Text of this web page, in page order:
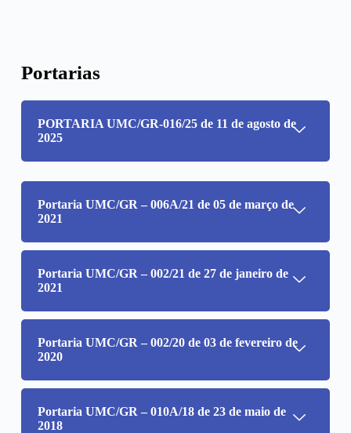
Portarias
PORTARIA UMC/GR-016/25 de 11 de agosto de
2025
Portaria UMC/GR – 006A/21 de 05 de março de
2021
Portaria UMC/GR – 002/21 de 27 de janeiro de
2021
Portaria UMC/GR – 002/20 de 03 de fevereiro de
2020
Portaria UMC/GR – 010A/18 de 23 de maio de
2018